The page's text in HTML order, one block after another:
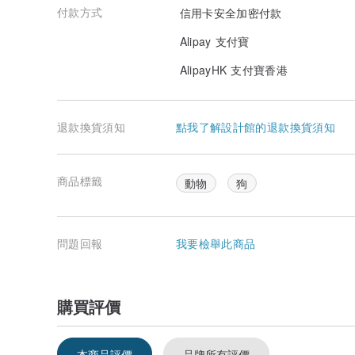
付款方式
信用卡安全加密付款
Alipay 支付寶
AlipayHK 支付寶香港
退款換貨須知 點我了解設計館的退款換貨須知
商品標籤 動物 狗
問題回報 我要檢舉此商品
購買評價